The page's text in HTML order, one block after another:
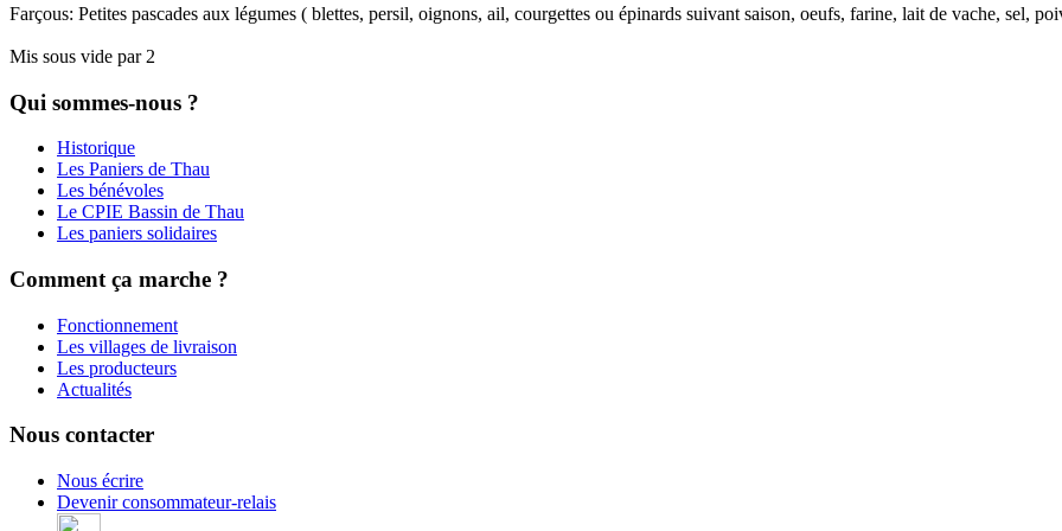
Farçous: Petites pascades aux légumes ( blettes, persil, oignons, ail, courgettes ou épinards suivant saison, oeufs, farine, lait de vache, sel,
Mis sous vide par 2
Qui sommes-nous ?
Historique
Les Paniers de Thau
Les bénévoles
Le CPIE Bassin de Thau
Les paniers solidaires
Comment ça marche ?
Fonctionnement
Les villages de livraison
Les producteurs
Actualités
Nous contacter
Nous écrire
Devenir consommateur-relais